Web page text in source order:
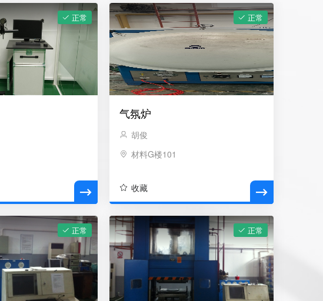
正常 正常
气氛炉
胡俊
材料G楼101
收藏
正常 正常